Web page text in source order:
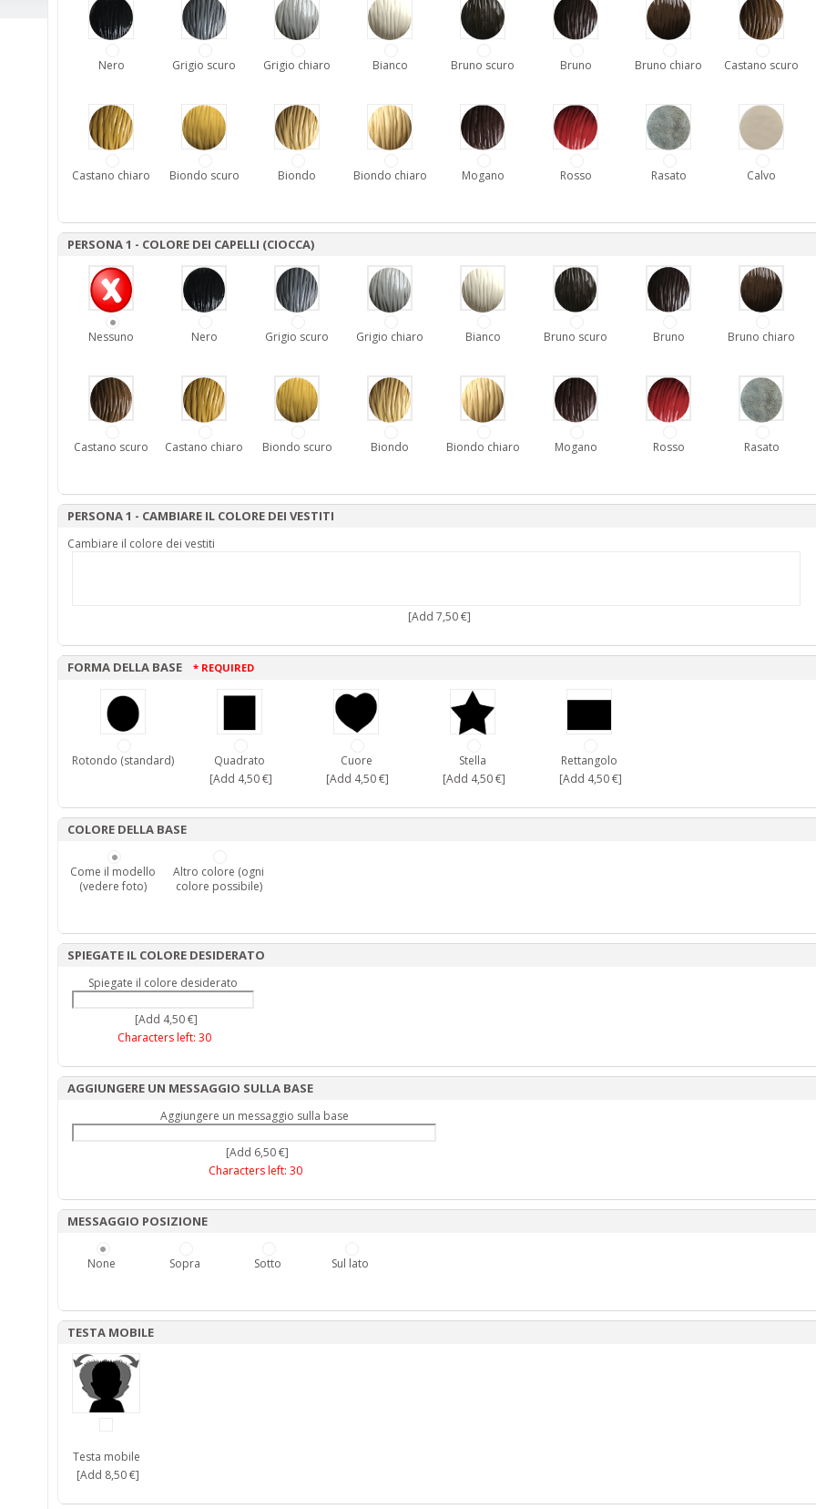
Nero Grigio scuro Grigio chiaro Bianco Bruno scuro Bruno Bruno chiaro Castano scuro
Castano chiaro Biondo scuro Biondo Biondo chiaro Mogano Rosso Rasato Calvo
PERSONA 1 - COLORE DEI CAPELLI (CIOCCA)
Nessuno Nero Grigio scuro Grigio chiaro Bianco Bruno scuro Bruno Bruno chiaro
Castano scuro Castano chiaro Biondo scuro Biondo Biondo chiaro Mogano Rosso Rasato
PERSONA 1 - CAMBIARE IL COLORE DEI VESTITI
Cambiare il colore dei vestiti
[Add 7,50 €]
FORMA DELLA BASE * REQUIRED
Rotondo (standard)
Quadrato
[Add 4,50 €]
Cuore
[Add 4,50 €]
Stella
[Add 4,50 €]
Rettangolo
[Add 4,50 €]
COLORE DELLA BASE
Come il modello
(vedere foto)
Altro colore (ogni
colore possibile)
SPIEGATE IL COLORE DESIDERATO
Spiegate il colore desiderato
[Add 4,50 €]
Characters left: 30
AGGIUNGERE UN MESSAGGIO SULLA BASE
Aggiungere un messaggio sulla base
[Add 6,50 €]
Characters left: 30
MESSAGGIO POSIZIONE
None Sopra Sotto Sul lato
TESTA MOBILE
Testa mobile
[Add 8,50 €]